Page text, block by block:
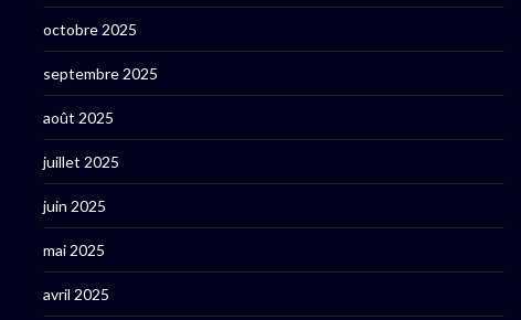
octobre 2025
septembre 2025
août 2025
juillet 2025
juin 2025
mai 2025
avril 2025